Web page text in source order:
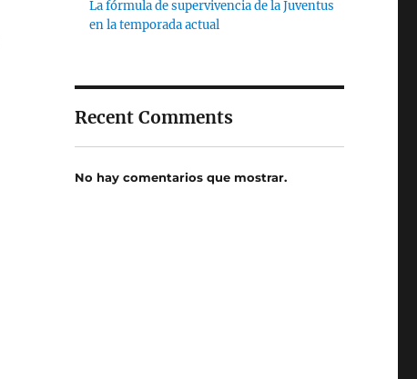
La fórmula de supervivencia de la Juventus
en la temporada actual
Recent Comments
No hay comentarios que mostrar.